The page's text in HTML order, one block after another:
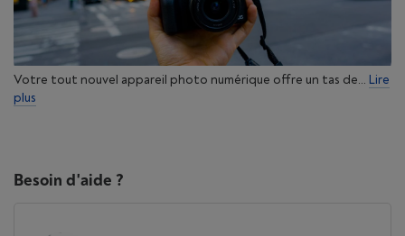
Votre tout nouvel appareil photo numérique offre un tas de... Lire
plus
Besoin d'aide ?